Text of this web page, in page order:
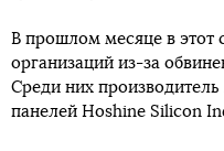
В прошлом месяце в этот
организаций из-за
Среди них
панелей Hoshine Silicon